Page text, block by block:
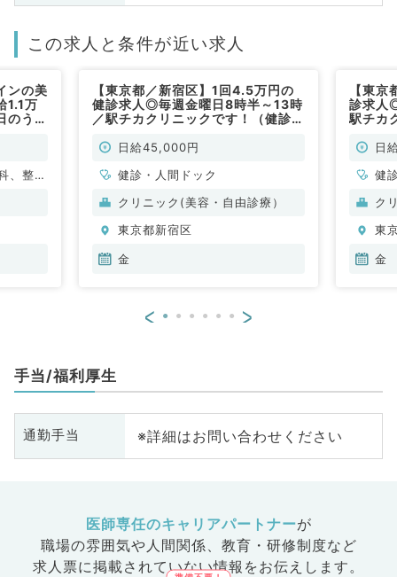
この求人と条件が近い求人
ンの美
1.1万
のうち
、整形
老年内
ック、
膠原病
【東京都／新宿区】1回4.5万円の
健診求人◎毎週金曜日8時半～13時
／駅チカクリニックです！（健診・
日給45,000円
健診・人間ドック
クリニック(美容・自由診療）
東京都新宿区
金
【東
診求人
駅チカ
日
健
ク
東
金
< >
手当/福利厚生
通勤手当 ※詳細はお問い合わせください
医師専任のキャリアパートナーが
職場の雰囲気や人間関係、 教育・研修制度など
求人票に掲載されていない情報をお伝えします。